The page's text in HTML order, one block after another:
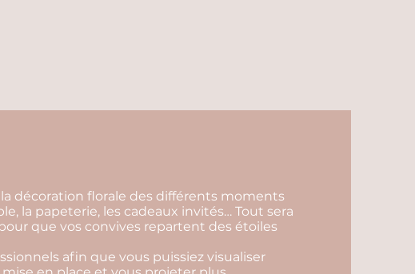
la décoration florale des différents moments
la papeterie, les cadeaux invités… Tout sera
que vos convives repartent des étoiles
afin que vous puissiez visualiser